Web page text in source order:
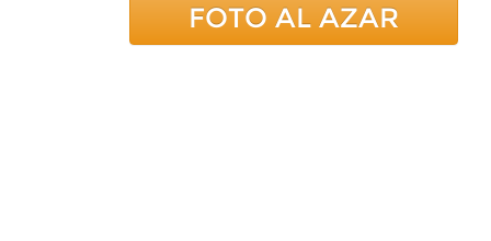
FOTO AL AZAR